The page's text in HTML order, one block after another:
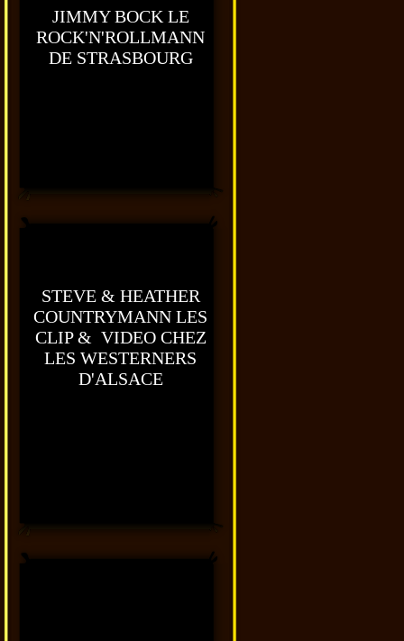
JIMMY BOCK LE
ROCK'N'ROLLMANN
DE STRASBOURG
STEVE & HEATHER
COUNTRYMANN LES
CLIP & VIDEO CHEZ
LES WESTERNERS
D'ALSACE